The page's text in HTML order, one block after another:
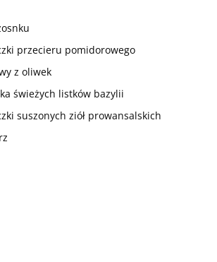
przecieru pomidorowego
z oliwek
świeżych listków bazylii
suszonych ziół prowansalskich